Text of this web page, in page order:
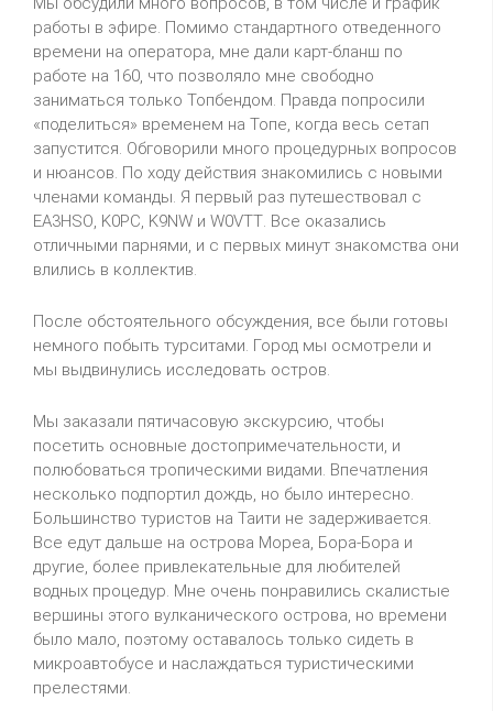
работы в эфире. Помимо стандартного отведенного
времени на оператора, мне дали карт-бланш по
работе на 160, что позволяло мне свободно
заниматься только Топбендом. Правда попросили
«поделиться» временем на Топе, когда весь сетап
запустится. Обговорили много процедурных вопросов
и нюансов. По ходу действия знакомились с новыми
членами команды. Я первый раз путешествовал с
EA3HSO, K0PC, K9NW и W0VTT. Все оказались
отличными парнями, и с первых минут знакомства они
влились в коллектив.
После обстоятельного обсуждения, все были готовы
немного побыть турситами. Город мы осмотрели и
мы выдвинулись исследовать остров.
Мы заказали пятичасовую экскурсию, чтобы
посетить основные достопримечательности, и
полюбоваться тропическими видами. Впечатления
несколько подпортил дождь, но было интересно.
Большинство туристов на Таити не задерживается.
Все едут дальше на острова Мореа, Бора-Бора и
другие, более привлекательные для любителей
водных процедур. Мне очень понравились скалистые
вершины этого вулканического острова, но времени
было мало, поэтому оставалось только сидеть в
микроавтобусе и наслаждаться туристическими
прелестями.